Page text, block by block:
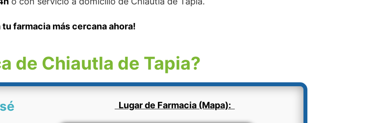
tu farmacia más cercana ahora!
de Chiautla de Tapia?
Lugar de Farmacia (Mapa):